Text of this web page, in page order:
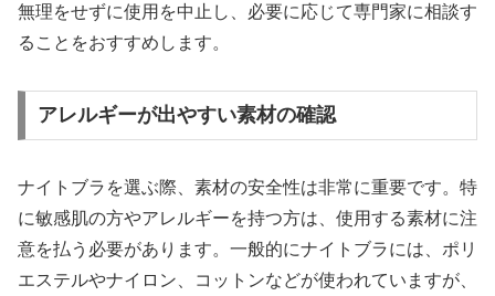
無理をせずに使用を中止し、必要に応じて専門家に相談す
ることをおすすめします。
アレルギーが出やすい素材の確認
ナイトブラを選ぶ際、素材の安全性は非常に重要です。特
に敏感肌の方やアレルギーを持つ方は、使用する素材に注
意を払う必要があります。一般的にナイトブラには、ポリ
エステルやナイロン、コットンなどが使われていますが、